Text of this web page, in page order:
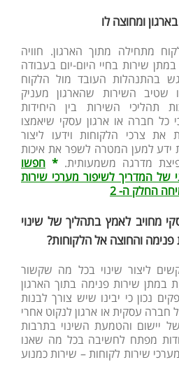
ומחוצה לו
מתחילה מתוך הארגון. חוויה
שירות בחיי היום-יום בעבודה
בהתנהלות העובד מול הלקוח
שטיב השירות שהארגון מעניק
תהליכי השירות בין היחידות
כל חברה או ארגון עסקי שיאמצו
את צרכי הלקוחות וידעו ליצור
למען המטרה לשפר את איכות
מדרגה משמעותית. * חפשו
המדריך לשיפור מערכי שירות
החלק ה- 2
מחויב לאמץ בתהליך של שינוי
והחוצה אל הלקוחות?
ליצור שינוי בכל מה שקשור
במתן שירות פנימה בתוך הארגון
נכון כי יבינו שיש צורך לבנות
חברה עסקית או ארגון לנקוט אחרי
יישום והטמעת השינוי בתרבות
מפתח לחשיבה בכל מה שאנו
שירות לקוחות – שירות כמנוע